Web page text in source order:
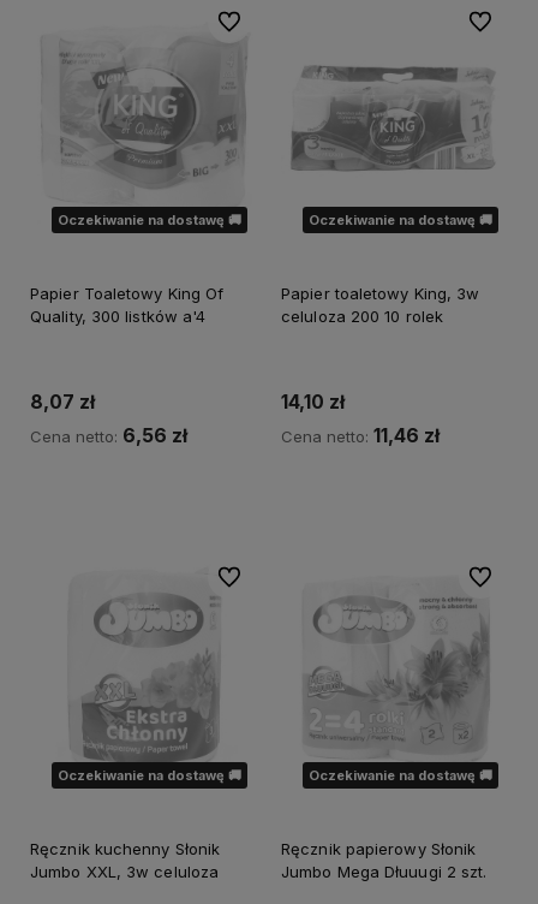
Oczekiwanie na dostawę 🚚
Papier Toaletowy King Of
Quality, 300 listków a'4
8,07 zł
Cena netto: 6,56 zł
Do ulubionych
Oczekiwanie na dostawę 🚚
Papier toaletowy King, 3w
celuloza 200 10 rolek
14,10 zł
Cena netto: 11,46 zł
Do
Oczekiwanie na dostawę 🚚
Ręcznik kuchenny Słonik
Jumbo XXL, 3w celuloza
Do ulubionych
Oczekiwanie na dostawę 🚚
Ręcznik papierowy Słonik
Jumbo Mega Dłuuugi 2 szt.
Do